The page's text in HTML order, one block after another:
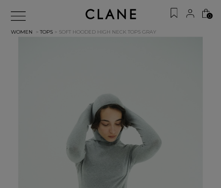
0
WOMEN >TOPS > SOFT HOODED HIGH NECK TOPSGRAY